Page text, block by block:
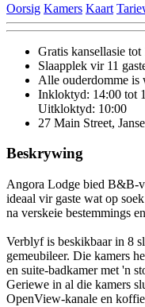
Oorsig Kamers Kaart
Gratis kansellasie tot
Slaapplek vir 11
Alle ouderdomme is
Inkloktyd: 14:00 tot
Uitkloktyd: 10:00
27 Main Street,
Beskrywing
Angora Lodge bied B&B-
ideaal vir gaste wat op
na verskeie bestemmings
Verblyf is beskikbaar in 8
gemeubileer. Die kamers
en suite-badkamer met 'n
Geriewe in al die kamers
OpenView-kanale en